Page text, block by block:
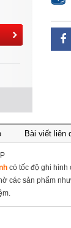
Bài viết liên
có tốc độ ghi hình
các sản phẩm